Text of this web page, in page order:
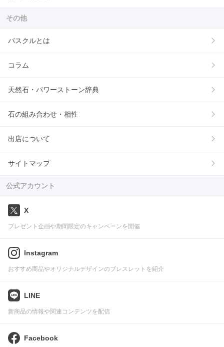
その他
パスクルとは
コラム
天然石・パワーストーン辞典
石の組み合わせ・相性
出店について
サイトマップ
公式アカウント
X
プレゼント企画や期間限定のキャンペーンを開催
Instagram
おすすめ商品やオリジナルデザインのブレスレットを紹介
LINE
新商品の情報や関連コンテンツを配信
Facebook